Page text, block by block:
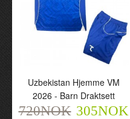
2026 - Barn Draktsett
720NOK 305NOK
Uzbekistan Hjemme VM
2026 - Barn Draktsett
720NOK 305NOK